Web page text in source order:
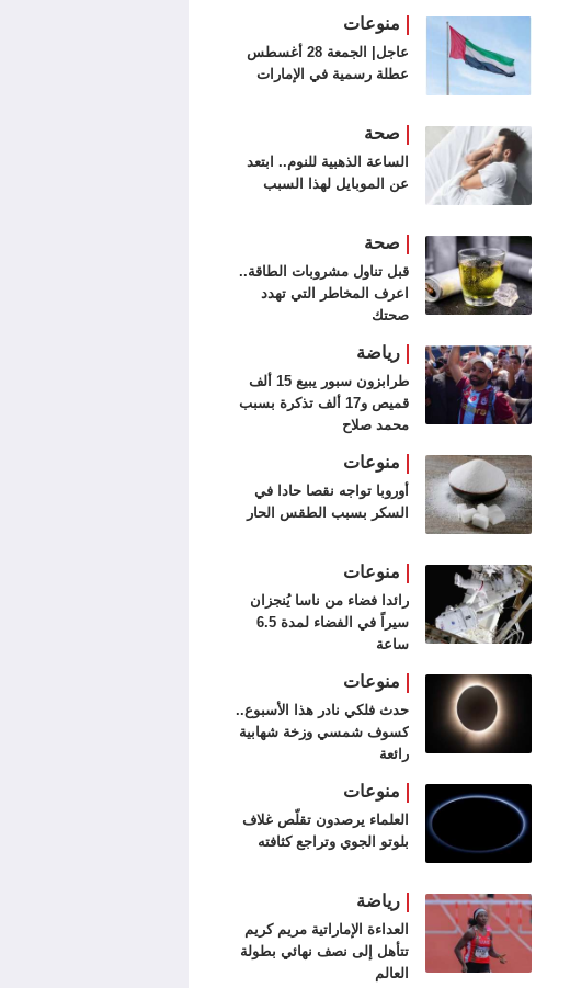
منوعات
عاجل| الجمعة 28 أغسطس
عطلة رسمية في الإمارات
صحة
الساعة الذهبية للنوم.. ابتعد
عن الموبايل لهذا السبب
صحة
قبل تناول مشروبات الطاقة..
اعرف المخاطر التي تهدد
صحتك
رياضة
طرابزون سبور يبيع 15 ألف
قميص و17 ألف تذكرة بسبب
محمد صلاح
منوعات
أوروبا تواجه نقصا حادا في
السكر بسبب الطقس الحار
منوعات
رائدا فضاء من ناسا يُنجزان
سيراً في الفضاء لمدة 6.5
ساعة
منوعات
حدث فلكي نادر هذا الأسبوع..
كسوف شمسي وزخة شهابية
رائعة
منوعات
العلماء يرصدون تقلّص غلاف
بلوتو الجوي وتراجع كثافته
رياضة
العداءة الإماراتية مريم كريم
تتأهل إلى نصف نهائي بطولة
العالم